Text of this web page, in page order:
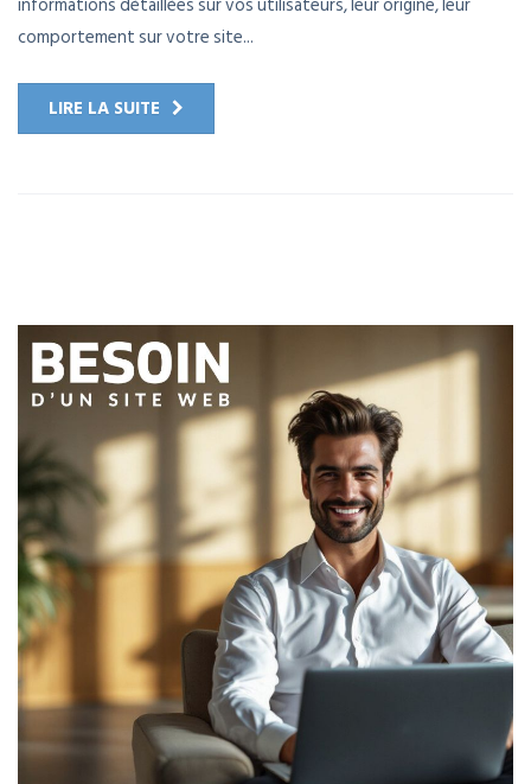
comportement sur votre site...
LIRE LA SUITE